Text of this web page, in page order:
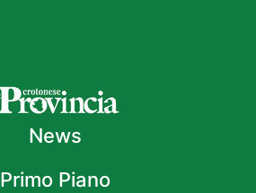
News
Primo Piano